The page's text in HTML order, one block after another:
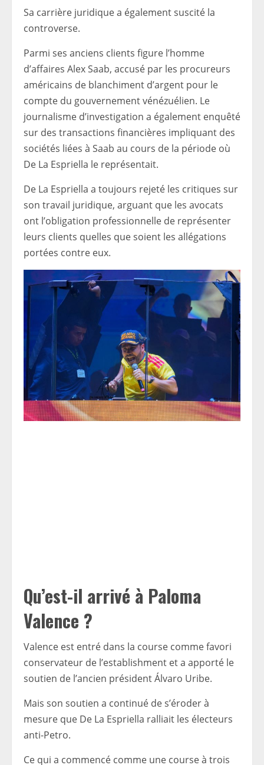
Sa carrière juridique a également suscité la
controverse.
Parmi ses anciens clients figure l’homme
d’affaires Alex Saab, accusé par les procureurs
américains de blanchiment d’argent pour le
compte du gouvernement vénézuélien. Le
journalisme d’investigation a également enquêté
sur des transactions financières impliquant des
sociétés liées à Saab au cours de la période où
De La Espriella le représentait.
De La Espriella a toujours rejeté les critiques sur
son travail juridique, arguant que les avocats
ont l’obligation professionnelle de représenter
leurs clients quelles que soient les allégations
portées contre eux.
Qu’est-il arrivé à Paloma
Valence ?
Valence est entré dans la course comme favori
conservateur de l’establishment et a apporté le
soutien de l’ancien président Álvaro Uribe.
Mais son soutien a continué de s’éroder à
mesure que De La Espriella ralliait les électeurs
anti-Petro.
Ce qui a commencé comme une course à trois